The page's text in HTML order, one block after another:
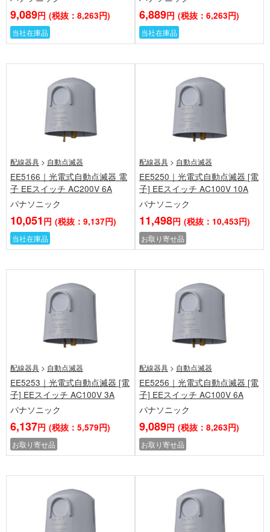
9,089円 (税抜：8,263円)
当社在庫品
6,889円 (税抜：6,263円)
当社在庫品
配線器具 > 自動点滅器
EE5166｜光電式自動点滅器 電
子 EEスイッチ AC200V 6A
パナソニック
10,051 円 (税抜：9,137円)
当社在庫品
配線器具 > 自動点滅器
EE5250｜光電式自動点滅器 [電
子] EEスイッチ AC100V 10A
パナソニック
11,498円 (税抜：10,453円)
お取り寄せ品
配線器具 > 自動点滅器
EE5253｜光電式自動点滅器 [電
子] EEスイッチ AC100V 3A
パナソニック
6,137円 (税抜：5,579円)
お取り寄せ品
配線器具 > 自動点滅器
EE5256｜光電式自動点滅器 [電
子] EEスイッチ AC100V 6A
パナソニック
9,089円 (税抜：8,263円)
お取り寄せ品